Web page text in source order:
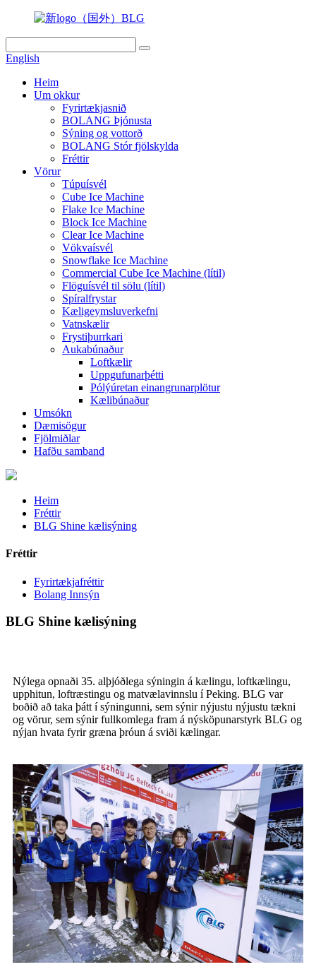
English
Heim
Um okkur
Fyrirtækjasnið
BOLANG Þjónusta
Sýning og vottorð
BOLANG Stór fjölskylda
Fréttir
Vörur
Túpuísvél
Cube Ice Machine
Flake Ice Machine
Block Ice Machine
Clear Ice Machine
Vökvaísvél
Snowflake Ice Machine
Commercial Cube Ice Machine (lítil)
Flöguísvél til sölu (lítil)
Spíralfrystar
Kæligeymsluverkefni
Vatnskælir
Frystiþurrkari
Aukabúnaður
Loftkælir
Uppgufunarþétti
Pólýúretan einangrunarplötur
Kælibúnaður
Umsókn
Dæmisögur
Fjölmiðlar
Hafðu samband
Heim
Fréttir
BLG Shine kælisýning
Fréttir
Fyrirtækjafréttir
Bolang Innsýn
BLG Shine kælisýning
Nýlega opnaði 35. alþjóðlega sýningin á kælingu, loftkælingu,
upphitun, loftræstingu og matvælavinnslu í Peking. BLG var
boðið að taka þátt í sýningunni, sem sýnir nýjustu nýjustu tækni
og vörur, sem sýnir fullkomlega fram á nýsköpunarstyrk BLG og
nýjan hvata fyrir græna þróun á sviði kælingar.